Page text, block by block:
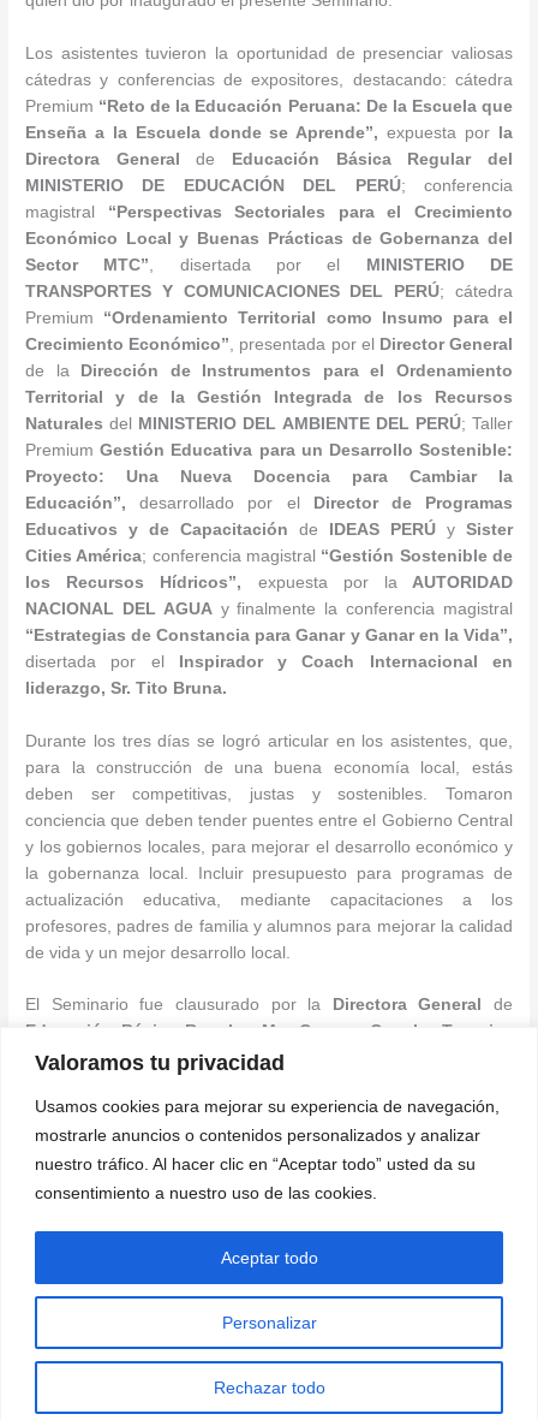
Valoramos tu privacidad
Usamos cookies para mejorar su experiencia de navegación,
mostrarle anuncios o contenidos personalizados y analizar
nuestro tráfico. Al hacer clic en “Aceptar todo” usted da su
consentimiento a nuestro uso de las cookies.
Personalizar
Rechazar todo
Aceptar todo
Los asistentes tuvieron la oportunidad de presenciar valiosas
cátedras y conferencias de expositores, destacando: cátedra
Premium “Reto de la Educación Peruana: De la Escuela que
Enseña a la Escuela donde se Aprende”,expuesta por la
Directora Generalde Educación Básica Regular del
MINISTERIO DE EDUCACIÓN DEL PERÚ; conferencia
magistral “Perspectivas Sectoriales para el Crecimiento
Económico Local y Buenas Prácticas de Gobernanza del
Sector MTC” , disertada por el MINISTERIO DE
TRANSPORTES Y COMUNICACIONES DEL PERÚ; cátedra
Premium “Ordenamiento Territorial como Insumo para el
Crecimiento Económico” , presentada por el Director General
de la Dirección de Instrumentos para el Ordenamiento
Territorial y de la Gestión Integrada de los Recursos
Naturales del MINISTERIO DEL AMBIENTE DEL PERÚ; Taller
PremiumGestión Educativa para un Desarrollo Sostenible:
Proyecto: Una Nueva Docencia para Cambiar la
Educación”,desarrollado por el Director de Programas
Educativos y de Capacitación de IDEAS PERÚ y Sister
Cities América; conferencia magistral “Gestión Sostenible de
los Recursos Hídricos”, expuesta por la AUTORIDAD
NACIONAL DEL AGUAy finalmente la conferencia magistral
“Estrategias de Constancia para Ganar y Ganar en la Vida”,
disertada por el Inspirador y Coach Internacional en
liderazgo, Sr. Tito Bruna.
Durante los tres días se logró articular en los asistentes, que,
para la construcción de una buena economía local, estás
deben ser competitivas, justas y sostenibles. Tomaron
conciencia que deben tender puentes entre el Gobierno Central
y los gobiernos locales, para mejorar el desarrollo económico y
la gobernanza local. Incluir presupuesto para programas de
actualización educativa, mediante capacitaciones a los
profesores, padres de familia y alumnos para mejorar la calidad
de vida y un mejor desarrollo local.
El Seminario fue clausurado por la Directora General de
Educación Básica Regular
Mg. Carmen Concha Tenorio
en representación delMinisterio de Educación del Perú.
Oficina de Prensa y Comunicaciones
Grupo Ideas Perú
www.ongideas.org